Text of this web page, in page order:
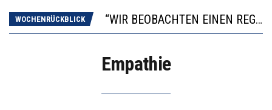
WOCHENRÜCKBLICK
“WIR BEOBACHTEN EINEN REGELRECHTEN STURZFLUG BEI DEN LERNLEISTUNGEN”
DIE VERSTÄRKTE HARMONISIERUNG IM SCHULWESEN VERRINGERT DAS INNOVATIONSPOTENZIAL
Empathie